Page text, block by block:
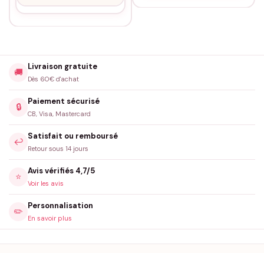
🚚
Livraison gratuite
Dès 60€ d'achat
🔒
Paiement sécurisé
CB, Visa, Mastercard
↩️
Satisfait ou remboursé
Retour sous 14 jours
⭐
Avis vérifiés 4,7/5
Voir les avis
✏️
Personnalisation
En savoir plus